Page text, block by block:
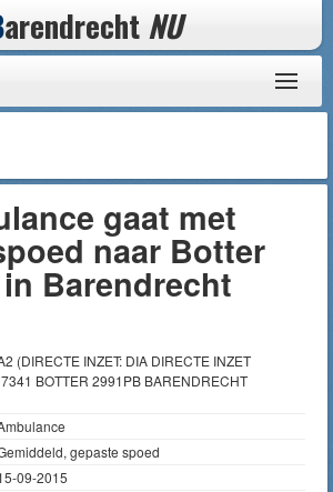
arendrecht NU
gaat met
naar Botter
Barendrecht
(DIRECTE INZET: DIA DIRECTE INZET
BOTTER 2991PB BARENDRECHT
gepaste spoed
09-2015